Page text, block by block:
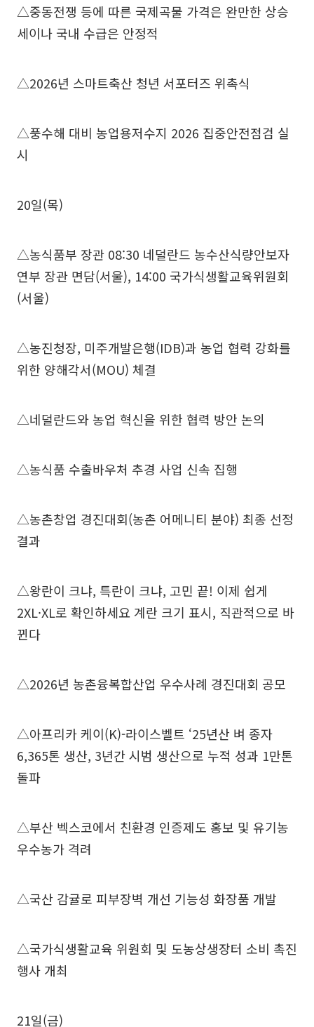
△중동전쟁 등에 따른 국제곡물 가격은 완만한 상승
세이나 국내 수급은 안정적
△2026년 스마트축산 청년 서포터즈 위촉식
△풍수해 대비 농업용저수지 2026 집중안전점검 실
시
20일(목)
△농식품부 장관 08:30 네덜란드 농수산식량안보자
연부 장관 면담(서울), 14:00 국가식생활교육위원회
(서울)
△농진청장, 미주개발은행(IDB)과 농업 협력 강화를
위한 양해각서(MOU) 체결
△네덜란드와 농업 혁신을 위한 협력 방안 논의
△농식품 수출바우처 추경 사업 신속 집행
△농촌창업 경진대회(농촌 어메니티 분야) 최종 선정
결과
△왕란이 크냐, 특란이 크냐, 고민 끝! 이제 쉽게
2XL·XL로 확인하세요 계란 크기 표시, 직관적으로 바
뀐다
△2026년 농촌융복합산업 우수사례 경진대회 공모
△아프리카 케이(K)-라이스벨트 ‘25년산 벼 종자
6,365톤 생산, 3년간 시범 생산으로 누적 성과 1만톤
돌파
△부산 벡스코에서 친환경 인증제도 홍보 및 유기농
우수농가 격려
△국산 감귤로 피부장벽 개선 기능성 화장품 개발
△국가식생활교육 위원회 및 도농상생장터 소비 촉진
행사 개최
21일(금)